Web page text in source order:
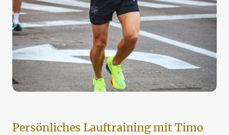
Persönliches Lauftraining mit Timo